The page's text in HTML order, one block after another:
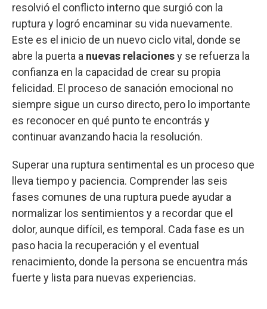
resolvió el conflicto interno que surgió con la
ruptura y logró encaminar su vida nuevamente.
Este es el inicio de un nuevo ciclo vital, donde se
abre la puerta a nuevas relacionesy se refuerza la
confianza en la capacidad de crear su propia
felicidad. El proceso de sanación emocional no
siempre sigue un curso directo, pero lo importante
es reconocer en qué punto te encontrás y
continuar avanzando hacia la resolución.
Superar una ruptura sentimental es un proceso que
lleva tiempo y paciencia. Comprender las seis
fases comunes de una ruptura puede ayudar a
normalizar los sentimientos y a recordar que el
dolor, aunque difícil, es temporal. Cada fase es un
paso hacia la recuperación y el eventual
renacimiento, donde la persona se encuentra más
fuerte y lista para nuevas experiencias.